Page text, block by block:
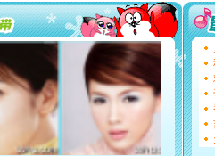
[圣诞节]
能正大
都要快乐
[圣诞节]
如意,快
[元旦]
看
断电。
你是我
[元旦]
起；二